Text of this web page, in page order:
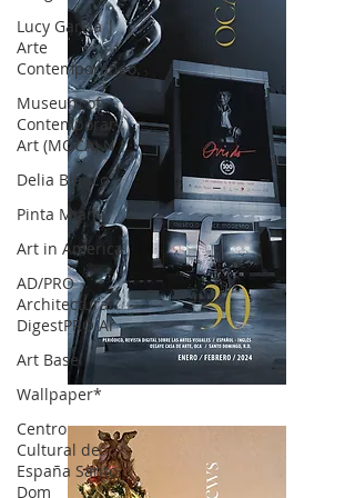
Lucy García |
Arte
Contemporáneo.
Museum of
Contemporary
Art (MOCA) N
Delia Blanco
Pinta Miami
Art in America
AD/PRO
Architectural
DigestPRO Ar
Art Basel
Wallpaper*
Centro
Cultural de
España Santo
Dom
OCA|News 30 /Enero-Febrero / 2024